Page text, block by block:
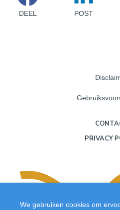
DEEL POST
PRIVACY
We gebruiken cookies om